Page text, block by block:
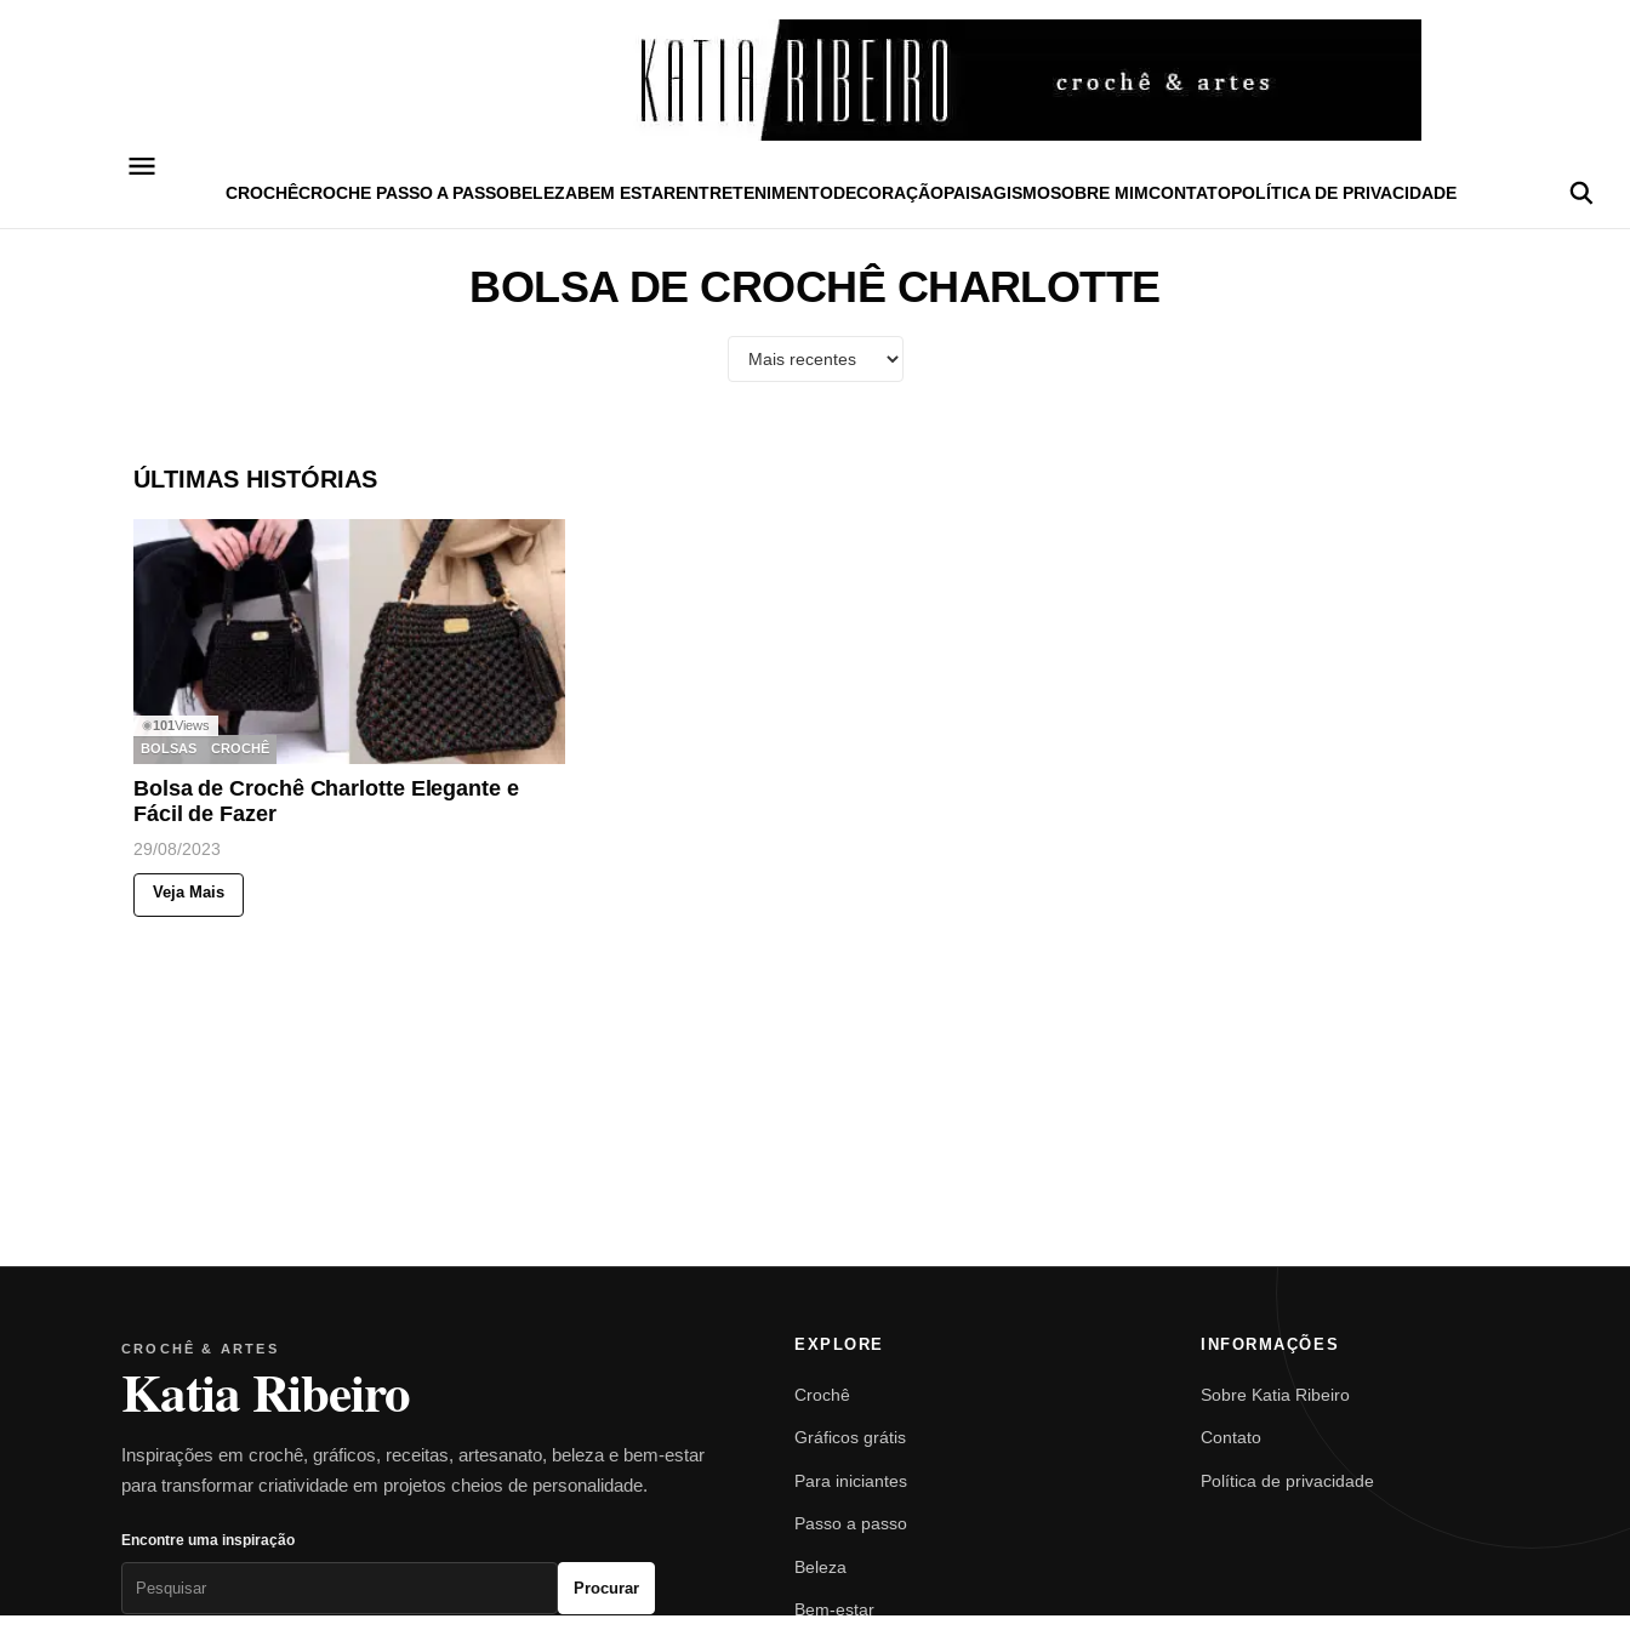
CROCHÊCROCHE PASSO A PASSOBELEZABEM ESTARENTRETENIMENTODECORAÇÃOPAISAGISMOSOBRE MIMCONTATOPOLÍTICA DE PRIVACIDADE
BOLSA DE CROCHÊ CHARLOTTE
ÚLTIMAS HISTÓRIAS
◉101Views
BOLSAS
CROCHÊ
Bolsa de Crochê Charlotte Elegante e
Fácil de Fazer
29/08/2023
Veja Mais
CROCHÊ & ARTES
Katia Ribeiro
Inspirações em crochê, gráficos, receitas, artesanato, beleza e bem-estar
para transformar criatividade em projetos cheios de personalidade.
Encontre uma inspiração
Procurar
EXPLORE
Crochê
Gráficos grátis
Para iniciantes
Passo a passo
Beleza
Bem-estar
INFORMAÇÕES
Sobre Katia Ribeiro
Contato
Política de privacidade